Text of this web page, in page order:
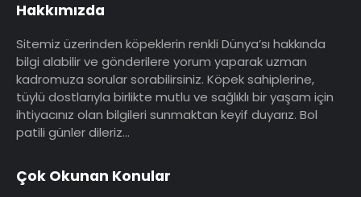
Hakkımızda
Sitemiz üzerinden köpeklerin renkli Dünya’sı hakkında
bilgi alabilir ve gönderilere yorum yaparak uzman
kadromuza sorular sorabilirsiniz. Köpek sahiplerine,
tüylü dostlarıyla birlikte mutlu ve sağlıklı bir yaşam için
ihtiyacınız olan bilgileri sunmaktan keyif duyarız. Bol
patili günler dileriz…
Çok Okunan Konular